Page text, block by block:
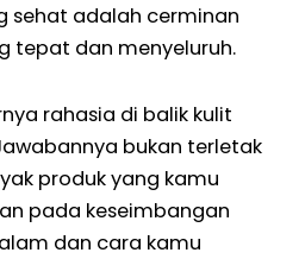
sehat adalah cerminan
tepat dan menyeluruh.
rahasia di balik kulit
bukan terletak
produk yang kamu
pada keseimbangan
dan cara kamu